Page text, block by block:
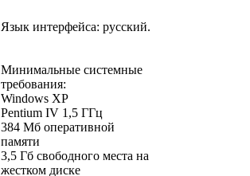
Язык интерфейса: русский.
Минимальные системные
требования:
Windows XP
Pentium IV 1,5 ГГц
384 Мб оперативной
памяти
3,5 Гб свободного места на
жестком диске